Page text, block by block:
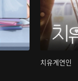
치유계연인